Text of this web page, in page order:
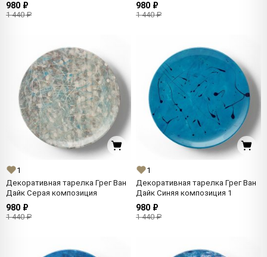
980 ₽
1 440 ₽
980 ₽
1 440 ₽
1
Декоративная тарелка Грег Ван
Дайк Серая композиция
980 ₽
1 440 ₽
1
Декоративная тарелка Грег Ван
Дайк Синяя композиция 1
980 ₽
1 440 ₽